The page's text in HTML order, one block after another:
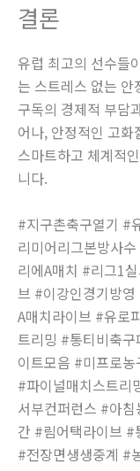
결론
유럽 최고의 선수들
는 스트레스 없는
구독의 경제적 부담
어나, 안정적인 고
스마트하고 체계적
니다.
#지구촌축구열기 #
리미어리그본방사
리에A매치 #리그1
브 #이강인경기방
A매치라이브 #유로
트리밍 #통티비축
이트모음 #미프로
#파이널매치스트리
서부컨퍼런스 #아
간 #림어택라이브 #
#전장면생생중계 #